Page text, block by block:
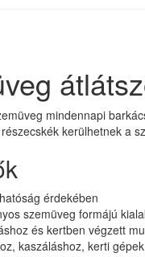
mindennapi
kerülhetnek a
érdekében
szemüveg formájú
és kertben végzett
kaszáláshoz, kerti